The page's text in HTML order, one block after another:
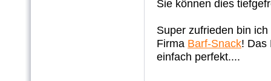
Sie können dies
Super zufrieden bin
Firma Barf-Snack! Das
einfach perfekt....